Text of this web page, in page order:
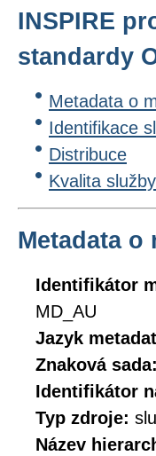
INSPIRE
standardy
Metadata o
Identifikace
Distribuce
Kvalita služby
Metadata o
Identifikátor
MD_AU
Jazyk
Znaková sada:
Identifikátor
Typ zdroje:
Název